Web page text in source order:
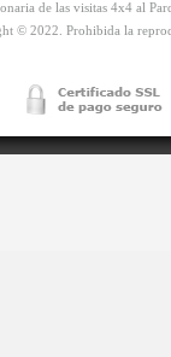
de las visitas 4x4 al
© 2022. Prohibida la